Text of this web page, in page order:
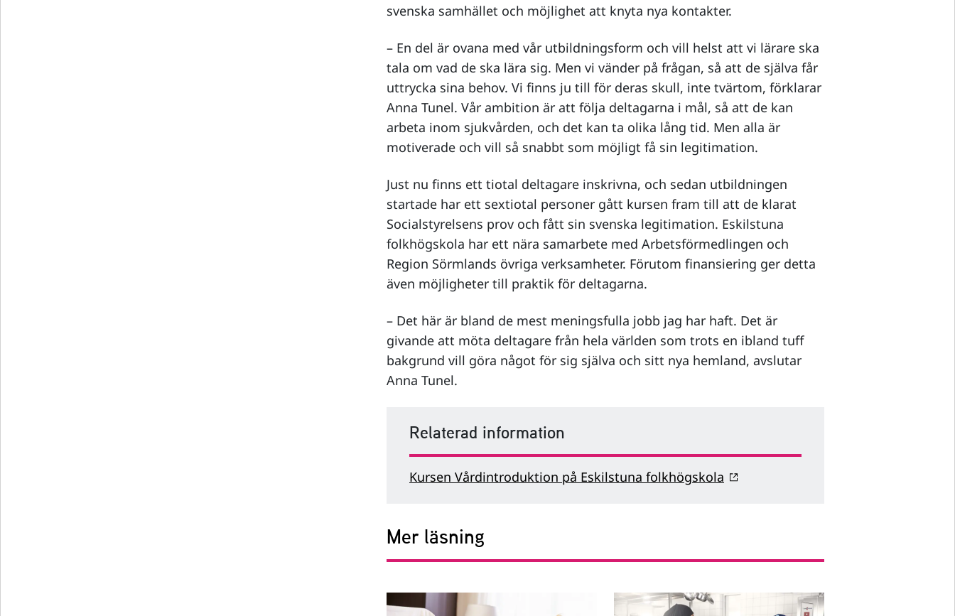
svenska samhället och möjlighet att knyta nya kontakter.
– En del är ovana med vår utbildningsform och vill helst att vi lärare ska
tala om vad de ska lära sig. Men vi vänder på frågan, så att de själva får
uttrycka sina behov. Vi finns ju till för deras skull, inte tvärtom, förklarar
Anna Tunel. Vår ambition är att följa deltagarna i mål, så att de kan
arbeta inom sjukvården, och det kan ta olika lång tid. Men alla är
motiverade och vill så snabbt som möjligt få sin legitimation.
Just nu finns ett tiotal deltagare inskrivna, och sedan utbildningen
startade har ett sextiotal personer gått kursen fram till att de klarat
Socialstyrelsens prov och fått sin svenska legitimation. Eskilstuna
folkhögskola har ett nära samarbete med Arbetsförmedlingen och
Region Sörmlands övriga verksamheter. Förutom finansiering ger detta
även möjligheter till praktik för deltagarna.
– Det här är bland de mest meningsfulla jobb jag har haft. Det är
givande att möta deltagare från hela världen som trots en ibland tuff
bakgrund vill göra något för sig själva och sitt nya hemland, avslutar
Anna Tunel.
Relaterad information
Kursen Vårdintroduktion på Eskilstuna folkhögskola
Mer läsning